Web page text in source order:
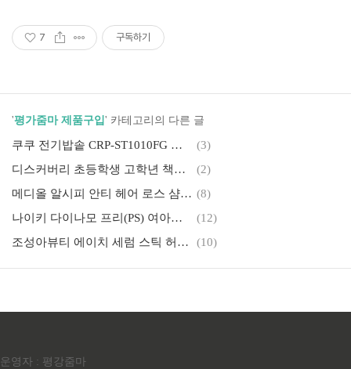
7 구독하기
'평가줌마 제품구입 ' 카테고리의 다른 글
쿠쿠 전기밥솥 CRP-ST1010FG 트윈프레셔밥솥 10인용 구입 솔직후기(내돈내산)
(3)
디스커버리 초등학생 고학년 책가방, 중학생 책가방 구입기(내돈내산)
(2)
메디올 알시피 안티 헤어 로스 샴푸 구입(feat. 내돈내산) (8)
나이키 다이나모 프리(PS) 여아운동화 추천(feat.내돈내산)
(12)
조성아뷰티 에이치 세럼 스틱 허니골드 솔직후기(feat.남편돈남편산)
(10)
운영자 : 평강줌마